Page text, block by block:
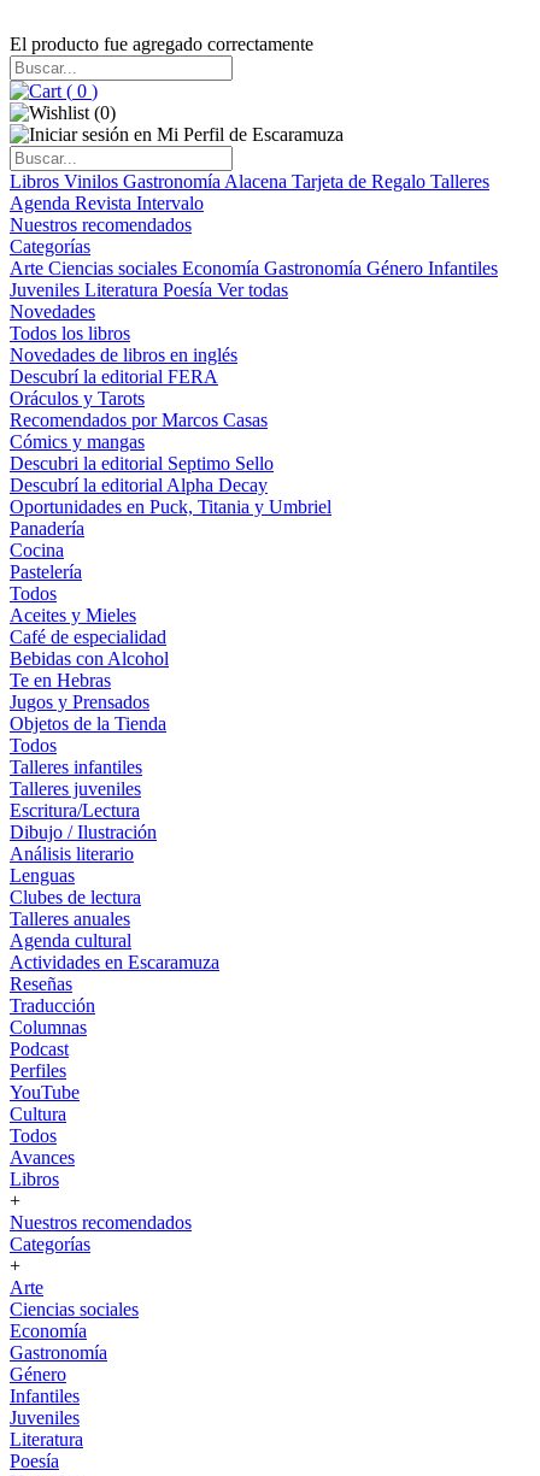
El producto fue agregado correctamente
( 0 )
(0)
Libros Vinilos Gastronomía Alacena Tarjeta de Regalo Talleres
Agenda Revista Intervalo
Nuestros recomendados
Categorías
Arte Ciencias sociales Economía Gastronomía Género Infantiles
Juveniles Literatura Poesía Ver todas
Novedades
Todos los libros
Novedades de libros en inglés
Descubrí la editorial FERA
Oráculos y Tarots
Recomendados por Marcos Casas
Cómics y mangas
Descubri la editorial Septimo Sello
Descubrí la editorial Alpha Decay
Oportunidades en Puck, Titania y Umbriel
Panadería
Cocina
Pastelería
Todos
Aceites y Mieles
Café de especialidad
Bebidas con Alcohol
Te en Hebras
Jugos y Prensados
Objetos de la Tienda
Todos
Talleres infantiles
Talleres juveniles
Escritura/Lectura
Dibujo / Ilustración
Análisis literario
Lenguas
Clubes de lectura
Talleres anuales
Agenda cultural
Actividades en Escaramuza
Reseñas
Traducción
Columnas
Podcast
Perfiles
YouTube
Cultura
Todos
Avances
Libros
+
Nuestros recomendados
Categorías
+
Arte
Ciencias sociales
Economía
Gastronomía
Género
Infantiles
Juveniles
Literatura
Poesía